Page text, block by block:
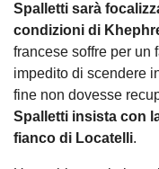
Spalletti sarà
condizioni di
francese soffre per un
impedito di scendere
fine non dovesse
Spalletti insista con
fianco di Locatelli.